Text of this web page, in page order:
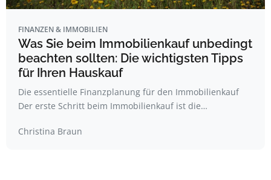
FINANZEN & IMMOBILIEN
Was Sie beim Immobilienkauf unbedingt
beachten sollten: Die wichtigsten Tipps
für Ihren Hauskauf
Die essentielle Finanzplanung für den Immobilienkauf
Der erste Schritt beim Immobilienkauf ist die…
Christina Braun